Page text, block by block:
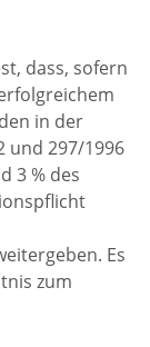
dass, sofern
in der
und 297/1996
3 % des
Es
zum